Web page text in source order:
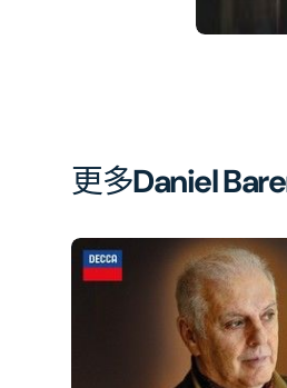
更多Daniel